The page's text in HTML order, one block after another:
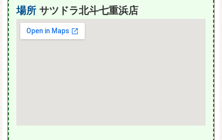
場所 サツドラ北斗七重浜店